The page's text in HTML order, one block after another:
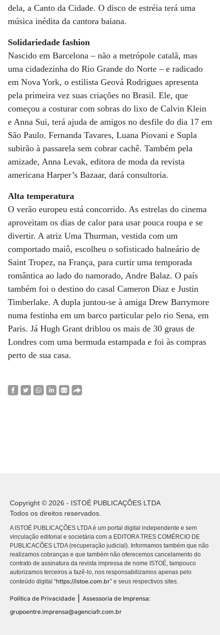
dela, a Canto da Cidade. O disco de estréia terá uma
música inédita da cantora baiana.
Solidariedade fashion
Nascido em Barcelona – não a metrópole catalã, mas
uma cidadezinha do Rio Grande do Norte – e radicado
em Nova York, o estilista Geová Rodrigues apresenta
pela primeira vez suas criações no Brasil. Ele, que
começou a costurar com sobras do lixo de Calvin Klein
e Anna Sui, terá ajuda de amigos no desfile do dia 17 em
São Paulo. Fernanda Tavares, Luana Piovani e Supla
subirão à passarela sem cobrar cachê. Também pela
amizade, Anna Levak, editora de moda da revista
americana Harper’s Bazaar, dará consultoria.
Alta temperatura
O verão europeu está concorrido. As estrelas do cinema
aproveitam os dias de calor para usar pouca roupa e se
divertir. A atriz Uma Thurman, vestida com um
comportado maiô, escolheu o sofisticado balneário de
Saint Tropez, na França, para curtir uma temporada
romântica ao lado do namorado, Andre Balaz. O país
também foi o destino do casal Cameron Diaz e Justin
Timberlake. A dupla juntou-se à amiga Drew Barrymore
numa festinha em um barco particular pelo rio Sena, em
Paris. Já Hugh Grant driblou os mais de 30 graus de
Londres com uma bermuda estampada e foi às compras
perto de sua casa.
Copyright © 2026 - ISTOÉ PUBLICAÇÕES LTDA
Todos os direitos reservados.
A ISTOÉ PUBLICAÇÕES LTDA é um portal digital independente e sem
vinculação editorial e societária com a EDITORA TRES COMÉRCIO DE
PUBLICACÕES LTDA (recuperação judicial). Informamos também que não
realizamos cobranças e que também não oferecemos cancelamento do
contrato de assinatura da revista impressa de nome ISTOÉ, tampouco
autorizamos terceiros a fazê-lo, nos responsabilizamos apenas pelo
conteúdo digital “https://istoe.com.br” e seus respectivos sites.
Política de Privacidade
Assessoria de Imprensa:
grupoentre.imprensa@agenciafr.com.br